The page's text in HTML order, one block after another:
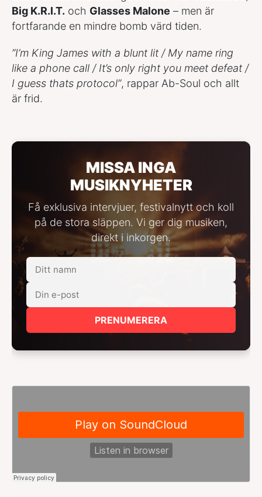
Big K.R.I.T. och Glasses Malone – men är
fortfarande en mindre bomb värd tiden.
”I’m King James with a blunt lit / My name ring
like a phone call / It’s only right you meet defeat /
I guess thats protocol”, rappar Ab-Soul och allt
är frid.
MISSA INGA
MUSIKNYHETER
Få exklusiva intervjuer, festivalnytt och koll
på de stora släppen. Vi ger dig musiken,
direkt i inkorgen.
PRENUMERERA